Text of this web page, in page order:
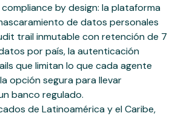
by design: la plataforma
de datos personales
trail inmutable con retención de 7
por país, la autenticación
que limitan lo que cada agente
opción segura para llevar
banco regulado.
de Latinoamérica y el Caribe,